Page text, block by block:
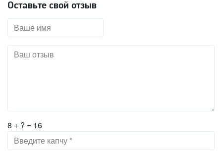
Оставьте свой отзыв
8 + ? = 16